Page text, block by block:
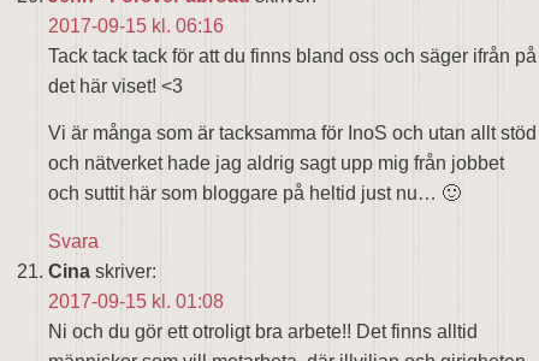
2017-09-15 kl. 06:16
Tack tack tack för att du finns bland oss och säger ifrån på
det här viset! <3
Vi är många som är tacksamma för InoS och utan allt stöd
och nätverket hade jag aldrig sagt upp mig från jobbet
och suttit här som bloggare på heltid just nu… 🙂
Svara
Cina skriver:
2017-09-15 kl. 01:08
Ni och du gör ett otroligt bra arbete!! Det finns alltid